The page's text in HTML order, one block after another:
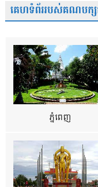
គេហទំព័ររបស់គណបក្សត
ភ្នំពេញ